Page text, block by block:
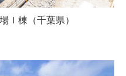
Ｉ棟（千葉県）